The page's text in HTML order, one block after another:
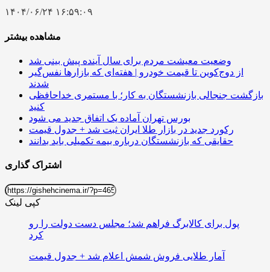
۱۴۰۴/۰۶/۲۴ ۱۶:۵۹:۰۹
مشاهده بیشتر
وضعیت معیشت مردم برای سال آینده پیش بینی شد
از دوج‌کوین تا قیمت خودرو | هفته‌ای که بازارها نفس‌گیر
شدند
بازگشت جنجالی بازنشستگان به کار؛ با مستمری خداحافظی
کنید
بورس تهران آماده یک اتفاق جدید می شود
رکورد جدید در بازار طلا ایران ثبت شد + جدول قیمت
حقایقی که بازنشستگان درباره بیمه تکمیلی باید بدانند
اشتراک گذاری
کپی لینک
پول برای کالابرگ فراهم شد؛ مجلس دست دولت را رو
کرد
آمار طلایی فروش شمش اعلام شد + جدول قیمت